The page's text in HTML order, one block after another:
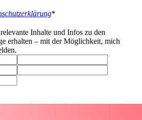
*
Inhalte und Infos zu den
erhalten – mit der Möglichkeit, mich